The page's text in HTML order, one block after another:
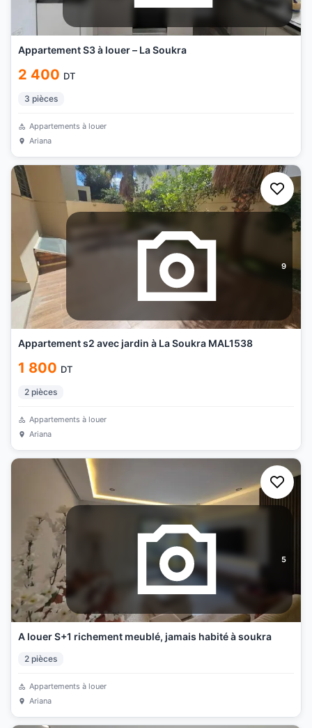
Appartement S3 à louer – La Soukra
2 400 DT
3 pièces
Appartements à louer
Ariana
9
Appartement s2 avec jardin à La Soukra MAL1538
1 800 DT
2 pièces
Appartements à louer
Ariana
5
A louer S+1 richement meublé, jamais habité à soukra
2 pièces
Appartements à louer
Ariana